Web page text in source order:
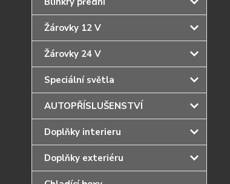
Žárovky 12 V
Žárovky 24 V
Speciální světla
AUTOPŘÍSLUŠENSTVÍ
Doplňky interieru
Doplňky exteriéru